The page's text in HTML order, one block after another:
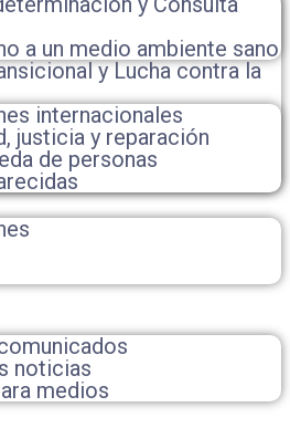
a un medio ambiente sano
y Lucha contra la
internacionales
justicia y reparación
de personas
noticias
medios